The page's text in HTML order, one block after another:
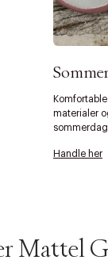
materialer
Handle her
Mattel